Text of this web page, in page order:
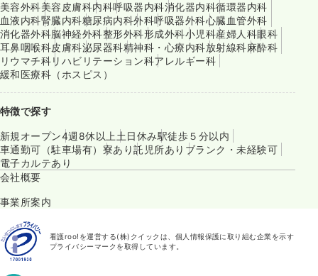
美容外科美容皮膚科内科呼吸器内科消化器内科循環器内科
血液内科腎臓内科糖尿病内科外科呼吸器外科心臓血管外科
消化器外科脳神経外科整形外科形成外科小児科産婦人科眼科
耳鼻咽喉科皮膚科泌尿器科精神科・心療内科放射線科麻酔科
リウマチ科リハビリテーション科アレルギー科
緩和医療科（ホスピス）
特徴で探す
新規オープン4週8休以上 土日休み駅徒歩５分以内
車通勤可（駐車場有） 寮あり託児所あり ブランク・未経験可
電子カルテあり
会社概要
事業所案内
看護roo!を運営する(株)クイックは、個人情報保護に取り組む企業を示す
プライバシーマークを取得しています。